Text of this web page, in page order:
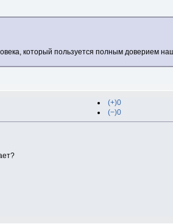
который пользуется полным доверием
(+)0
(−)0